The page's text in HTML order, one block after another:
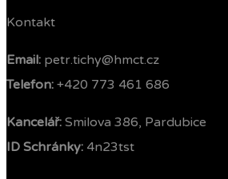
Kontakt
Email: petr.tichy@hmct.cz
Telefon: ‭ +420 773 461 686‬
Kancelář: Smilova 386, Pardubice
ID Schránky: 4n23tst